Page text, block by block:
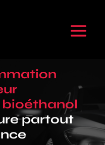
partout